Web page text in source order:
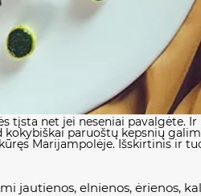
tįsta net jei neseniai pavalgėte.
kokybiškai paruoštų kepsnių
Marijampolėje. Išskirtinis ir
jautienos, elnienos, ėrienos,